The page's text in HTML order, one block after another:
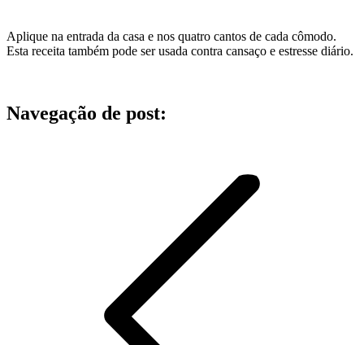
Aplique na entrada da casa e nos quatro cantos de cada cômodo.
Esta receita também pode ser usada contra cansaço e estresse diário.
Navegação de post: